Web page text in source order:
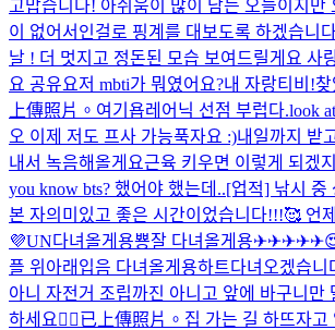
고맙습니다! 아쉬움이 많이 남는 오늘이지만
이 없어서인걸로 핑계를 대보도록 하겠습니
날 ! 더 멋지고 정돈된 모습 보여드릴게요 사
요 공유요저 mbti가 뭐였어요?내 자랑티비!찾
上傳照片。 여기욥레어닉 선점 부럽다.look
오 이제 저도 프사 가능푹자요 :)내일까지 받
내서 녹음해올게요근육 키우면 이렇게 되겠
you know bts? 했어야 했는데..[업적] 낚시 중
본 자의미있고 좋은 시간이었습니다!!!🥰 언
💜UN다녀올게용뿅잘 다녀올게용
플 위아래입음 다녀올게용하트다녀오겠습니
아니 자전거 조립까진 아니고 앞에 바구니만
하세요🙇‍♂️已上傳照片。 집 가는 길 하뜨자고